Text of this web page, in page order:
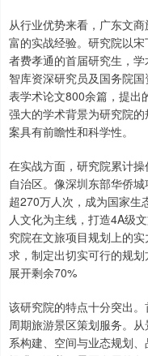
从行业优势来看，广东文
富的实战经验。研究院以
者费孝通的首届研究生，
智库资深研究员及国务院
表学术论文800余篇，提出
强大的学术背景为研究院
案具有前瞻性和科学性。
在实战方面，研究院累计
自治区。像深圳东部华侨
超270万人次，成为国家生
人文化为主线，打造4A级
究院在文旅项目规划上的
求，制定出切实可行的规划
展开剩余70%
该研究院的特点十分突出
周期旅游景区策划服务。
系构建、空间与业态规划